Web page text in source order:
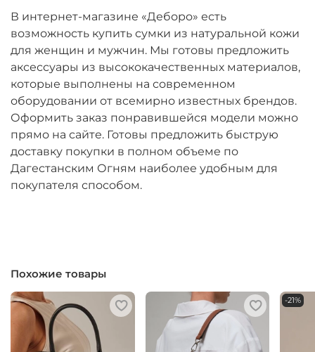
В интернет-магазине «Деборо» есть
возможность купить сумки из натуральной кожи
для женщин и мужчин. Мы готовы предложить
аксессуары из высококачественных материалов,
которые выполнены на современном
оборудовании от всемирно известных брендов.
Оформить заказ понравившейся модели можно
прямо на сайте. Готовы предложить быструю
доставку покупки в полном объеме по
Дагестанским Огням наиболее удобным для
покупателя способом.
Похожие товары
-21%